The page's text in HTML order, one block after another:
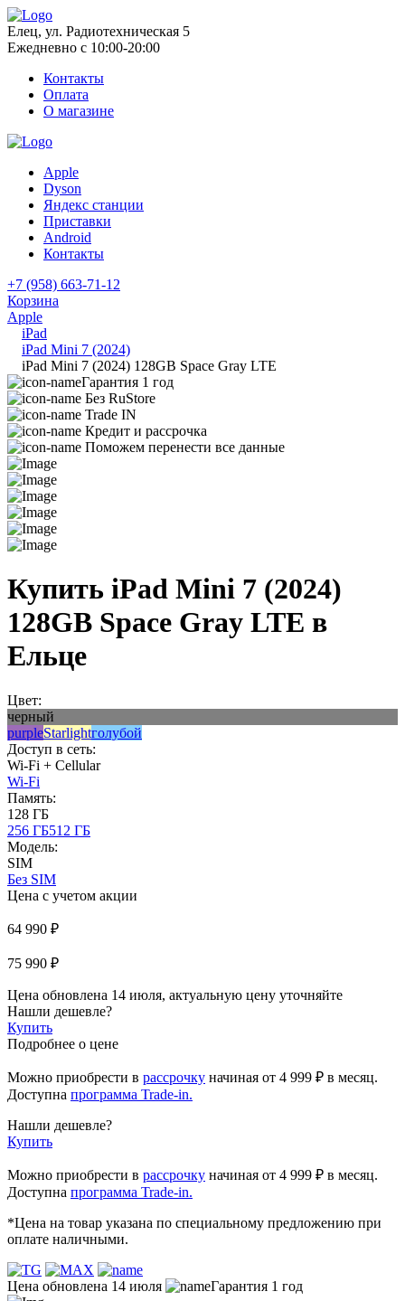
Елец, ул. Радиотехническая 5
Ежедневно с 10:00-20:00
Контакты
Оплата
О магазине
Apple
Dyson
Яндекс станции
Приставки
Android
Контакты
+7 (958) 663-71-12
Корзина
Apple
iPad
iPad Mini 7 (2024)
iPad Mini 7 (2024) 128GB Space Gray LTE
Гарантия 1 год
Без RuStore
Trade IN
Кредит и рассрочка
Поможем перенести все данные
Купить iPad Mini 7 (2024)
128GB Space Gray LTE в
Ельце
Цвет:
черный
purpleStarlightголубой
Доступ в сеть:
Wi-Fi + Cellular
Wi-Fi
Память:
128 ГБ
256 ГБ512 ГБ
Модель:
SIM
Без SIM
Цена с учетом акции
64 990 ₽
75 990 ₽
Цена обновлена 14 июля, актуальную цену уточняйте
Нашли дешевле?
Купить
Подробнее о цене
Можно приобрести в рассрочку начиная от 4 999 ₽ в месяц.
Доступна программа Trade-in.
Нашли дешевле?
Купить
Можно приобрести в рассрочку начиная от 4 999 ₽ в месяц.
Доступна программа Trade-in.
*Цена на товар указана по специальному предложению при
оплате наличными.
Цена обновлена 14 июля Гарантия 1 год